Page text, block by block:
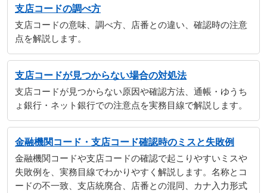
支店コードの調べ方
支店コードの意味、調べ方、店番との違い、確認時の注意
点を解説します。
支店コードが見つからない場合の対処法
支店コードが見つからない原因や確認方法、通帳・ゆうち
ょ銀行・ネット銀行での注意点を実務目線で解説します。
金融機関コード・支店コード確認時のミスと失敗例
金融機関コードや支店コードの確認で起こりやすいミスや
失敗例を、実務目線でわかりやすく解説します。名称とコ
ードの不一致、支店統廃合、店番との混同、カナ入力形式